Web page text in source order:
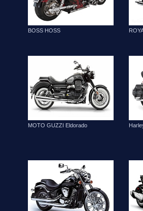
BOSS HOSS
MOTO GUZZI Eldorado